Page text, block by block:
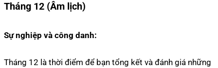
Tháng 12 (Âm lịch)
Sự nghiệp và công danh:
Tháng 12 là thời điểm để bạn tổng kết và đánh giá những